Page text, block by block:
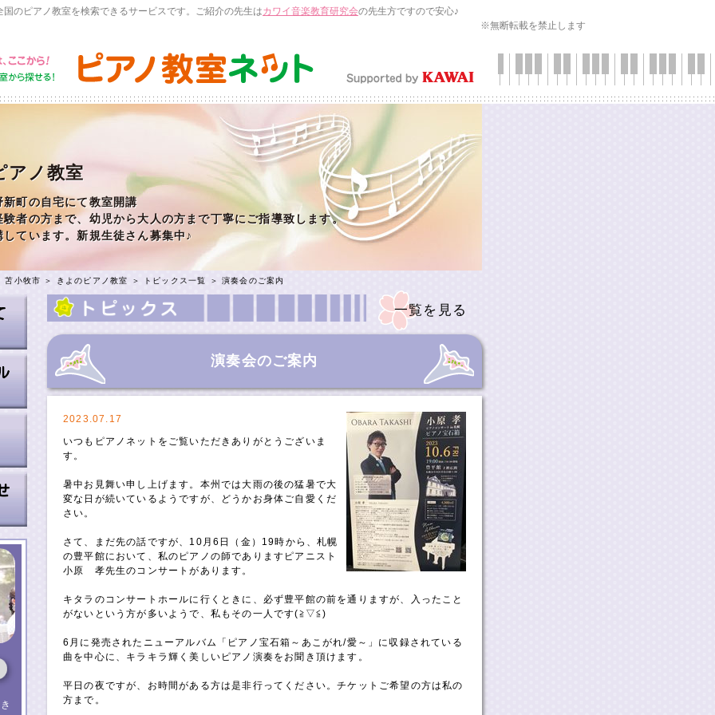
のピアノ教室を検索できるサービスです。ご紹介の先生はカワイ音楽教育研究会の先生方ですので安心♪
※無断転載を禁止します
アノ教室
新町の自宅にて教室開講
験者の方まで、幼児から大人の方まで丁寧にご指導致します。
しています。新規生徒さん募集中♪
苫小牧市 ＞ きよのピアノ教室 ＞ トピックス一覧 ＞ 演奏会のご案内
一覧を見る
演奏会のご案内
2023.07.17
いつもピアノネットをご覧いただきありがとうございま
す。
暑中お見舞い申し上げます。本州では大雨の後の猛暑で大
変な日が続いているようですが、どうかお身体ご自愛くだ
さい。
さて、まだ先の話ですが、10月6日（金）19時から、札幌
の豊平館において、私のピアノの師でありますピアニスト
小原 孝先生のコンサートがあります。
キタラのコンサートホールに行くときに、必ず豊平館の前を通りますが、入ったこと
がないという方が多いようで、私もその一人です(≧▽≦)
6月に発売されたニューアルバム「ピアノ宝石箱～あこがれ/愛～」に収録されている
曲を中心に、キラキラ輝く美しいピアノ演奏をお聞き頂けます。
平日の夜ですが、お時間がある方は是非行ってください。チケットご希望の方は私の
方まで。